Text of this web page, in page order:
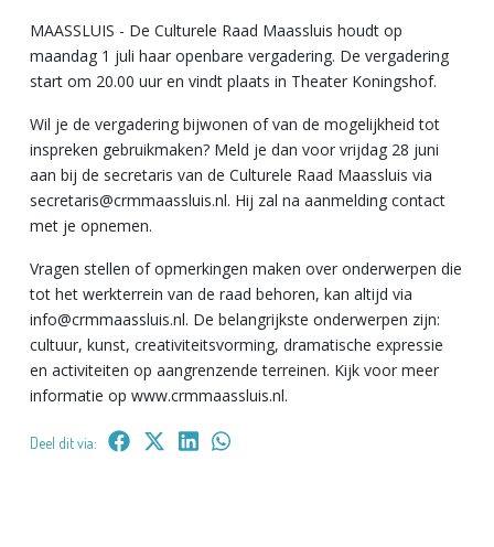
MAASSLUIS - De Culturele Raad Maassluis houdt op
maandag 1 juli haar openbare vergadering. De vergadering
start om 20.00 uur en vindt plaats in Theater Koningshof.
Wil je de vergadering bijwonen of van de mogelijkheid tot
inspreken gebruikmaken? Meld je dan voor vrijdag 28 juni
aan bij de secretaris van de Culturele Raad Maassluis via
secretaris@crmmaassluis.nl. Hij zal na aanmelding contact
met je opnemen.
Vragen stellen of opmerkingen maken over onderwerpen die
tot het werkterrein van de raad behoren, kan altijd via
info@crmmaassluis.nl. De belangrijkste onderwerpen zijn:
cultuur, kunst, creativiteitsvorming, dramatische expressie
en activiteiten op aangrenzende terreinen. Kijk voor meer
informatie op www.crmmaassluis.nl.
Deel dit via: